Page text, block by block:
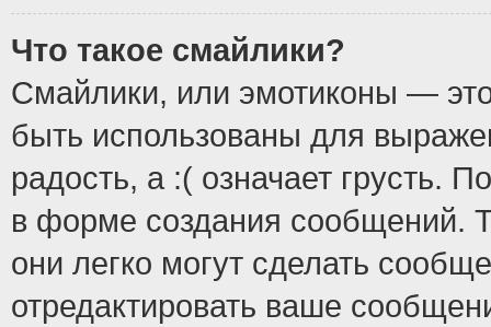
Что такое смайлики?
Смайлики, или эмотиконы —
быть использованы для
радость, а :( означает грусть.
в форме создания сообщений.
они легко могут сделать
отредактировать ваше